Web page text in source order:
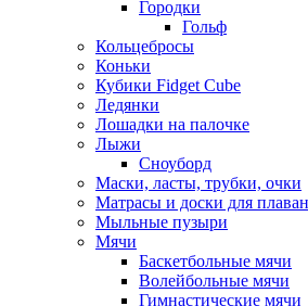
Городки
Гольф
Кольцебросы
Коньки
Кубики Fidget Cube
Ледянки
Лошадки на палочке
Лыжи
Сноуборд
Маски, ласты, трубки, очки
Матрасы и доски для
Мыльные пузыри
Мячи
Баскетбольные мячи
Волейбольные мячи
Гимнастические мячи